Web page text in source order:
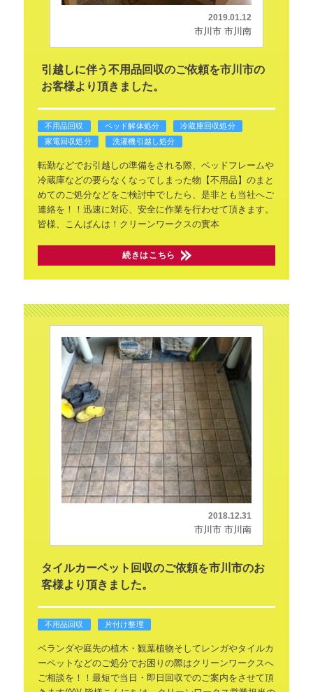
2019.01.12
市川市 市川南
引越しに伴う不用品回収のご依頼を市川市の
お客様より頂きました。
不用品回収 ベッド解体処分
冷蔵庫回収処分
家電回収処分
洗濯機引越し処分
転勤などでお引越しの準備をされる際、ベッドフレームや
冷蔵庫などの要らなくなってしまった物【不用品】のまと
めてのご処分などをご検討中でしたら、是非とも当社へご
連絡を！！迅速に対応、安全に作業を行わせて頂きます。
皆様、こんばんは！クリーンワークスの實本
続きはこちら
2018.12.31
市川市 市川南
タイルカーペット回収のご依頼を市川市のお
客様より頂きました。
不用品回収 片付け整理
ベランダや庭先の植木・観葉植物そしてレンガやタイルカ
ーペットなどのご処分でお困りの際はクリーンワークスへ
ご相談を！！最短で当日・即日回収でのご案内をさせて頂